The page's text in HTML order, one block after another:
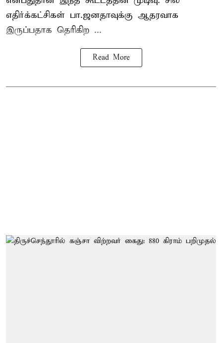
எதிர்க்கட்சிகள் பா.ஜனதாவுக்கு ஆதரவாக
இருப்பதாக தெரிகிற ...
Read More